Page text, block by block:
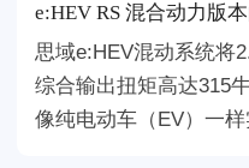
e:HEV RS 混合动力版
思域e:HEV混动系统将
综合输出扭矩高达315
像纯电动车（EV）一样